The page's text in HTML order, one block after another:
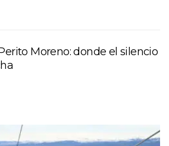
Moreno: donde el silencio